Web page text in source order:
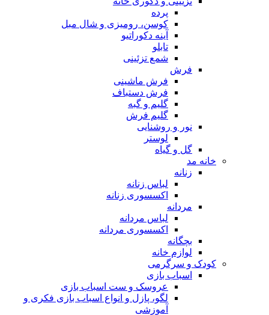
پرده
کوسن، رومیزی و شال مبل
آینه دکوراتیو
تابلو
شمع تزئینی
فرش
فرش ماشینی
فرش دستباف
گلیم و گبه
گلیم فرش
نور و روشنایی
لوستر
گل و گیاه
خانه مد
زنانه
لباس زنانه
اکسسوری زنانه
مردانه
لباس مردانه
اکسسوری مردانه
بچگانه
لوازم خانه
کودک و سرگرمی
اسباب بازی
عروسک و ست اسباب بازی
لگو، پازل و انواع اسباب بازی فکری و
آموزشی